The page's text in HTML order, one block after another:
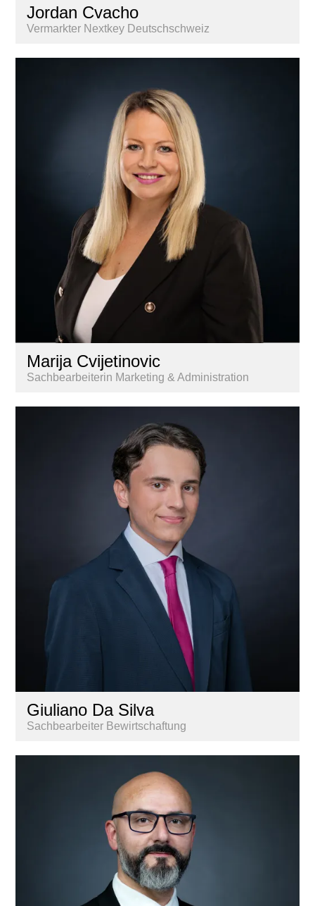
Jordan Cvacho
Vermarkter Nextkey Deutschschweiz
Marija Cvijetinovic
Sachbearbeiterin Marketing & Administration
Giuliano Da Silva
Sachbearbeiter Bewirtschaftung